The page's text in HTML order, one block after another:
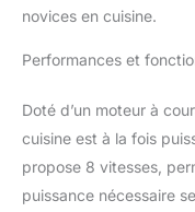
novices en cuisine.
Performances et
Doté d’un moteur à
cuisine est à la fois
propose 8 vitesses,
puissance nécessaire